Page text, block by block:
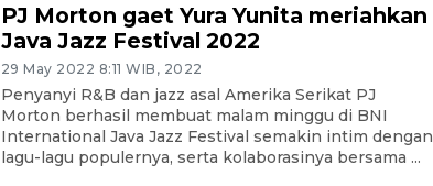
PJ Morton gaet Yura Yunita meriahkan
Java Jazz Festival 2022
29 May 2022 8:11 WIB, 2022
Penyanyi R&B dan jazz asal Amerika Serikat PJ
Morton berhasil membuat malam minggu di BNI
International Java Jazz Festival semakin intim dengan
lagu-lagu populernya, serta kolaborasinya bersama ...